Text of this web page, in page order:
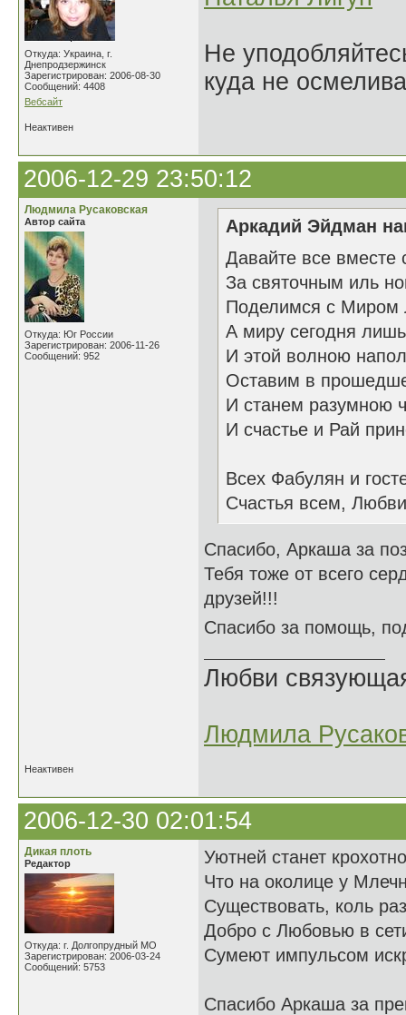
Откуда: Украина, г.
Днепродзержинск
Зарегистрирован: 2006-08-30
Сообщений: 4408
Вебсайт
Не
куда не
Неактивен
2006-12-29 23:50:12
Людмила Русаковская
Автор сайта
Откуда: Юг России
Зарегистрирован: 2006-11-26
Сообщений: 952
Аркадий Эйдман
Давайте все вместе
За святочным иль
Поделимся с
А миру сегодня
И этой волною
Оставим в
И станем разумною
И счастье и Рай
Всех Фабулян и
Счастья всем,
Спасибо, Аркаша за
Тебя тоже от всего
друзей!!!
Спасибо за помощь,
Любви
Людмила
Неактивен
2006-12-30 02:01:54
Дикая плоть
Редактор
Откуда: г. Долгопрудный МО
Зарегистрирован: 2006-03-24
Сообщений: 5753
Уютней станет
Что на околице у
Существовать, коль
Добро с Любовью в
Сумеют импульсом
Спасибо Аркаша за